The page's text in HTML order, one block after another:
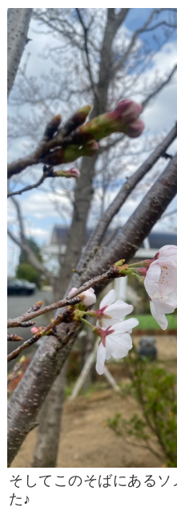
そしてこのそばにある
た♪